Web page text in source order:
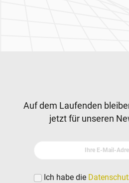
Newsletter
Auf dem Laufenden
jetzt für unseren
Ihre
Ich habe die